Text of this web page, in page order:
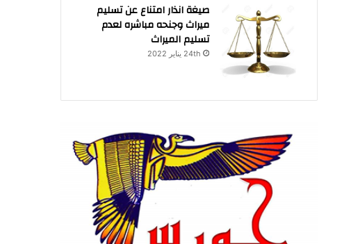
صيغة انذار امتناع عن تسليم
ميراث وجنحه مباشره لعدم
تسليم الميراث
24th يناير 2022